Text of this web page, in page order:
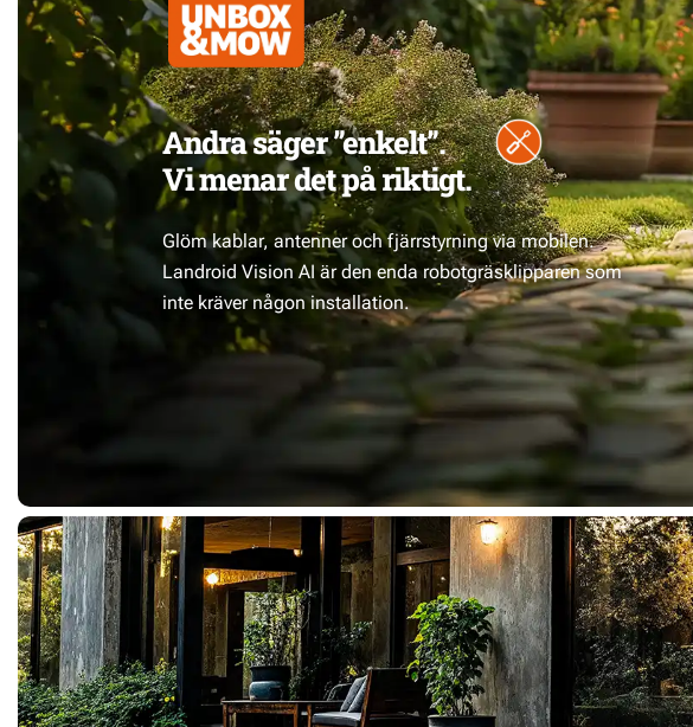
Andra säger ”enkelt”.
Vi menar det på riktigt.
Glöm kablar, antenner och fjärrstyrning via mobilen.
Landroid Vision AI är den enda robotgräsklipparen som
inte kräver någon installation.